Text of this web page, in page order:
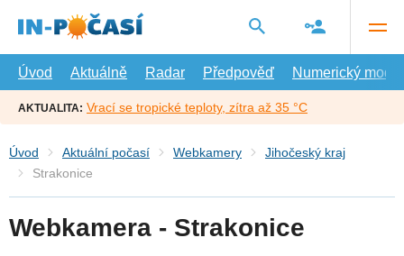
hlavní
Úvod
Aktuálně Radar Předpověď Numerický model
AKTUALITA: Vrací se tropické teploty, zítra až 35 °C
Úvod Aktuální počasí Webkamery
Jihočeský kraj
Strakonice
Webkamera - Strakonice